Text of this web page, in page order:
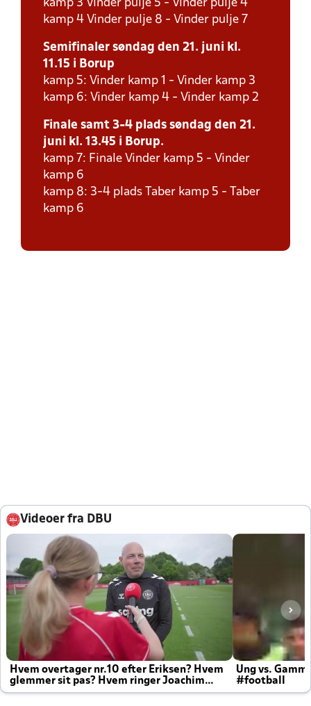
kamp 3 Vinder pulje 5 - Vinder pulje 4
kamp 4 Vinder pulje 8 - Vinder pulje 7
Semifinaler søndag den 21. juni kl.
11.15 i Borup
kamp 5: Vinder kamp 1 - Vinder kamp 3
kamp 6: Vinder kamp 4 - Vinder kamp 2
Finale samt 3-4 plads søndag den 21.
juni kl. 13.45 i Borup.
kamp 7: Finale Vinder kamp 5 - Vinder
kamp 6
kamp 8: 3-4 plads Taber kamp 5 - Taber
kamp 6
Videoer fra DBU
Hvem overtager nr.10 efter Eriksen? Hvem
glemmer sit pas? Hvem ringer Joachim
altid til efter kampe?
Ung vs.
#football